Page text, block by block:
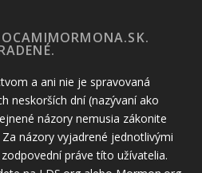
a ani nie je spravovaná
neskorších dní (nazývaní ako
názory nemusia zákonite
názory vyjadrené jednotlivými
práve títo užívatelia.